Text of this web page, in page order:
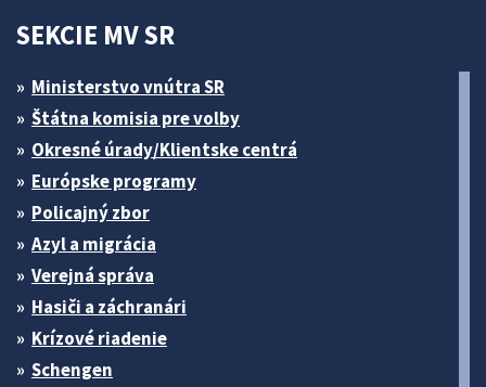
SEKCIE MV SR
Ministerstvo vnútra SR
Štátna komisia pre volby
Okresné úrady/Klientske centrá
Európske programy
Policajný zbor
Azyl a migrácia
Verejná správa
Hasiči a záchranári
Krízové riadenie
Schengen